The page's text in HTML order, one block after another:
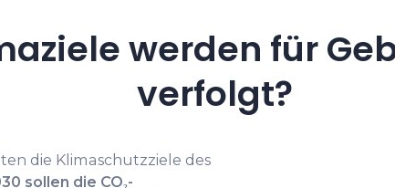
werden für
verfolgt?
die Klimaschutzziele des
sollen die CO₂-